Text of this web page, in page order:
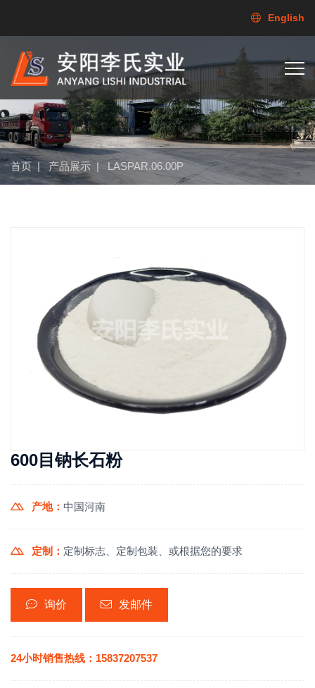
English
首页 | 产品展示 | LASPAR.06.00P
600目钠长石粉
产地： 中国河南
定制： 定制标志、定制包装、或根据您的要求
询价 发邮件
24小时销售热线：15837207537